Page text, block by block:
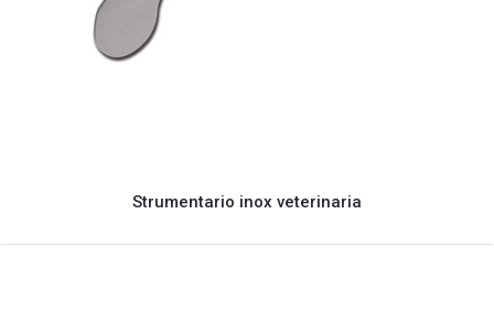
Strumentario inox veterinaria